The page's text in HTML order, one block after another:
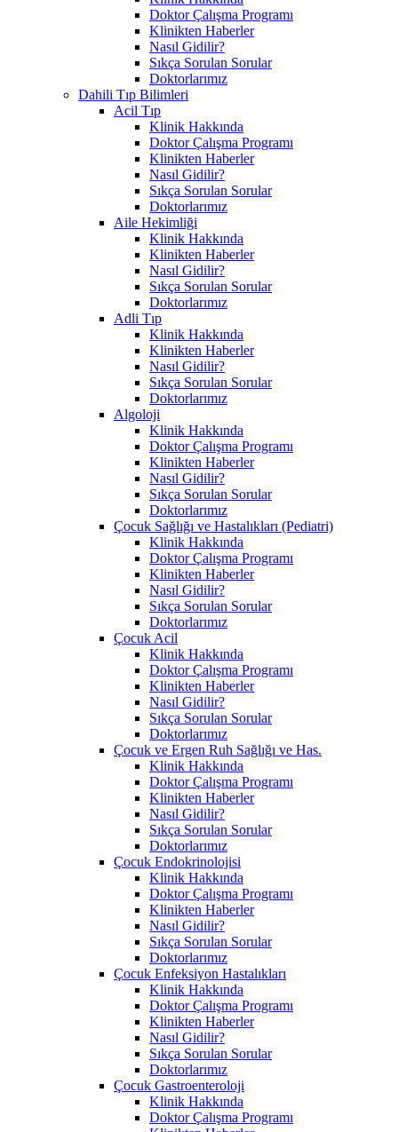
Doktor Çalışma Programı
Klinikten Haberler
Nasıl Gidilir?
Sıkça Sorulan Sorular
Doktorlarımız
Dahili Tıp Bilimleri
Acil Tıp
Klinik Hakkında
Doktor Çalışma Programı
Klinikten Haberler
Nasıl Gidilir?
Sıkça Sorulan Sorular
Doktorlarımız
Aile Hekimliği
Klinik Hakkında
Klinikten Haberler
Nasıl Gidilir?
Sıkça Sorulan Sorular
Doktorlarımız
Adli Tıp
Klinik Hakkında
Klinikten Haberler
Nasıl Gidilir?
Sıkça Sorulan Sorular
Doktorlarımız
Algoloji
Klinik Hakkında
Doktor Çalışma Programı
Klinikten Haberler
Nasıl Gidilir?
Sıkça Sorulan Sorular
Doktorlarımız
Çocuk Sağlığı ve Hastalıkları (Pediatri)
Klinik Hakkında
Doktor Çalışma Programı
Klinikten Haberler
Nasıl Gidilir?
Sıkça Sorulan Sorular
Doktorlarımız
Çocuk Acil
Klinik Hakkında
Doktor Çalışma Programı
Klinikten Haberler
Nasıl Gidilir?
Sıkça Sorulan Sorular
Doktorlarımız
Çocuk ve Ergen Ruh Sağlığı ve Has.
Klinik Hakkında
Doktor Çalışma Programı
Klinikten Haberler
Nasıl Gidilir?
Sıkça Sorulan Sorular
Doktorlarımız
Çocuk Endokrinolojisi
Klinik Hakkında
Doktor Çalışma Programı
Klinikten Haberler
Nasıl Gidilir?
Sıkça Sorulan Sorular
Doktorlarımız
Çocuk Enfeksiyon Hastalıkları
Klinik Hakkında
Doktor Çalışma Programı
Klinikten Haberler
Nasıl Gidilir?
Sıkça Sorulan Sorular
Doktorlarımız
Çocuk Gastroenteroloji
Klinik Hakkında
Doktor Çalışma Programı